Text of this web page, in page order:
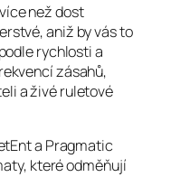
než dost
aniž by vás to
rychlosti a
zásahů,
a živé ruletové
a Pragmatic
které odměňují